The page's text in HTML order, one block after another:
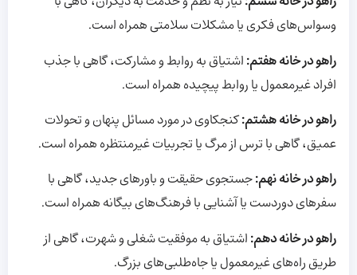
وسواس‌های فکری یا مشکلات سلامتی همراه است.
راهو در خانه هفتم:اشتیاق به روابط و مشارکت، گاهی با جذب
افراد غیرمعمول یا روابط پیچیده همراه است.
راهو در خانه هشتم:کنجکاوی در مورد مسائل پنهان و تحولات
عمیق، گاهی با ترس از مرگ یا تجربیات غیرمنتظره همراه است.
راهو در خانه نهم:جستجوی حقیقت و باورهای جدید، گاهی با
سفرهای دوردست یا آشنایی با فرهنگ‌های بیگانه همراه است.
راهو در خانه دهم:اشتیاق به موفقیت شغلی و شهرت، گاهی از
طریق راه‌های غیرمعمول یا جاه‌طلبی‌های بزرگ.